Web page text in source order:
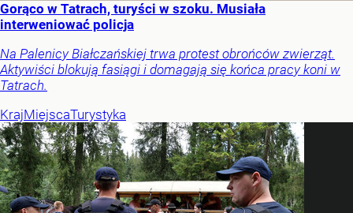
Gorąco w Tatrach, turyści w szoku. Musiała
interweniować policja
Na Palenicy Białczańskiej trwa protest obrońców zwierząt.
Aktywiści blokują fasiągi i domagają się końca pracy koni w
Tatrach.
KrajMiejscaTurystyka